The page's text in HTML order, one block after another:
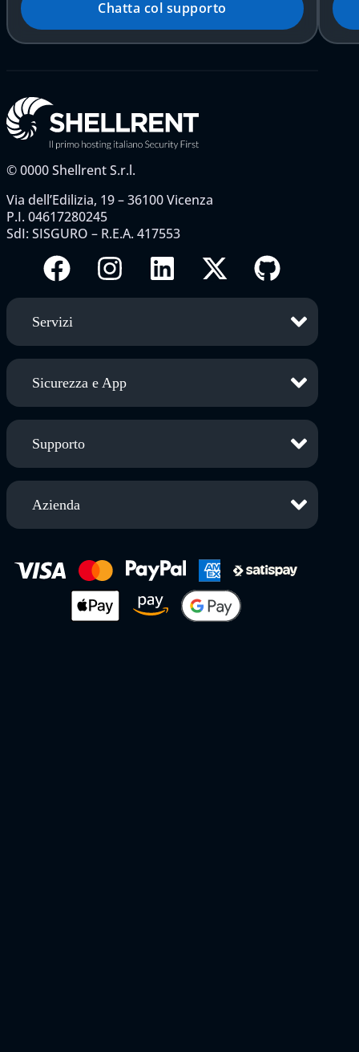
Chatta col supporto
©0000Shellrent S.r.l.
Via dell’Edilizia, 19 – 36100 Vicenza
P.I. 04617280245
SdI: SISGURO – R.E.A. 417553
Servizi
Sicurezza e App
Supporto
Azienda